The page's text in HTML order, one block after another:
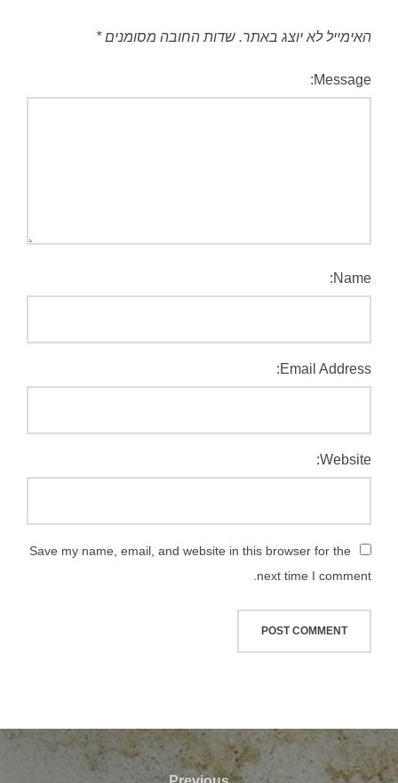
האימייל לא יוצג באתר. שדות החובה מסומנים*
Message:
Name:
Email Address:
Website:
Save my name, email, and website in this browser for the
next time I comment.